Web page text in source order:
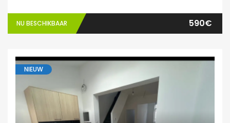
NU BESCHIKBAAR 590€
NIEUW